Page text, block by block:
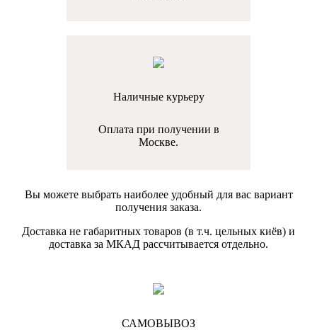
Наличные курьеру
Оплата при получении в
Москве.
Вы можете выбрать наиболее удобный для вас вариант
получения заказа.
Доставка не габаритных товаров (в т.ч. цельных киёв) и
доставка за МКАД рассчитывается отдельно.
САМОВЫВОЗ